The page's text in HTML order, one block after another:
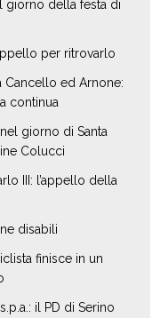
giorno della festa di
per ritrovarlo
Cancello ed Arnone:
continua
giorno di Santa
Colucci
III: l’appello della
disabili
finisce in un
il PD di Serino